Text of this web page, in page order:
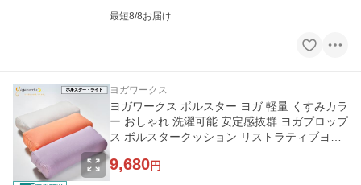
最短8/8お届け
ヨガワークス
ヨガワークス ボルスター ヨガ 軽量 くすみカラ
ー おしゃれ 洗濯可能 安定感抜群 ヨガプロップ
ス ボルスタークッション リストラティブヨガ
9,680円